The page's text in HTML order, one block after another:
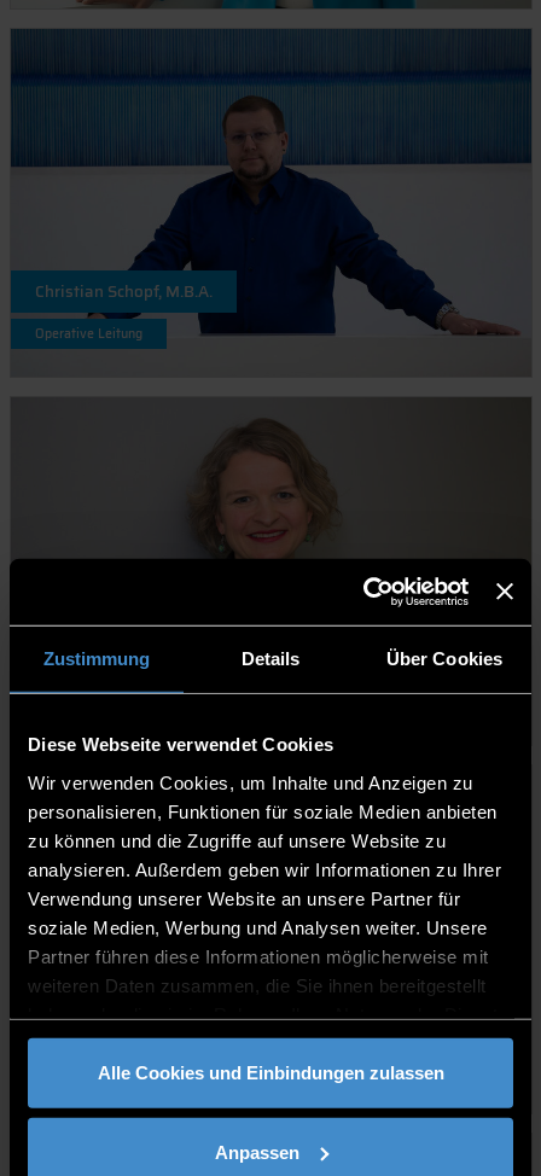
Zustimmung Details Über Cookies
Diese Webseite verwendet Cookies
Wir verwenden Cookies, um Inhalte und Anzeigen zu
personalisieren, Funktionen für soziale Medien anbieten
zu können und die Zugriffe auf unsere Website zu
analysieren. Außerdem geben wir Informationen zu Ihrer
Verwendung unserer Website an unsere Partner für
soziale Medien, Werbung und Analysen weiter. Unsere
Partner führen diese Informationen möglicherweise mit
weiteren Daten zusammen, die Sie ihnen bereitgestellt
gesammelt haben.
Alle Cookies und Einbindungen zulassen
Anpassen
Christian Schopf, M.B.A.
Operative Leitung
Dr. Kristin Seffer
Kathrin Braunersreuther
Assistentin